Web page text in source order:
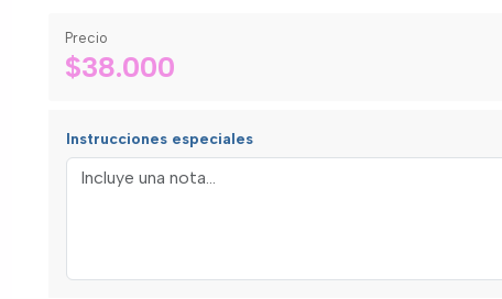
Precio
$38.000
Instrucciones especiales